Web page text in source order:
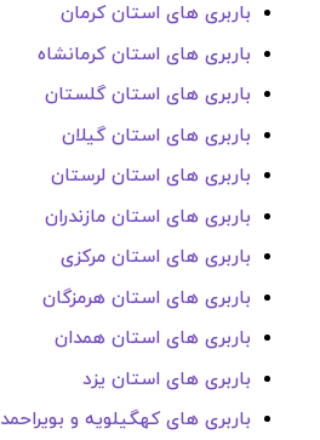
باربری های استان کرمان
باربری های استان کرمانشاه
باربری های استان گلستان
باربری های استان گیلان
باربری های استان لرستان
باربری های استان مازندران
باربری های استان مرکزی
باربری های استان هرمزگان
باربری های استان همدان
باربری های استان یزد
باربری های کهگیلویه و بویراحمد